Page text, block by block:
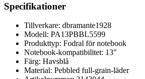
Specifikationer
Tillverkare: dbramante1928
Modell: PA13PBBL5599
Produkttyp: Fodral för notebook
Notebook-kompatibilitet: 13"
Färg: Havsblå
Material: Pebbled full-grain-läder